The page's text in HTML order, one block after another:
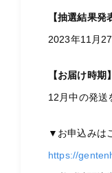
【抽選結果発
2023年11月
【お届け時期】
12月中の発送
▼お申込みは
https://